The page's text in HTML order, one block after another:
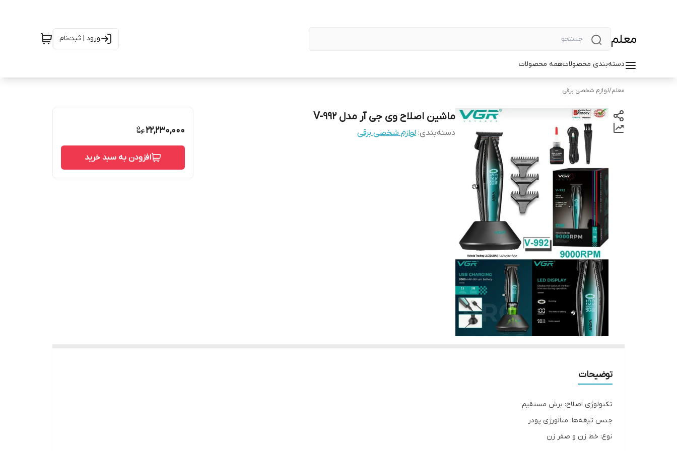
معلم ورود | ثبت‌نام
دسته‌بندی محصولاتهمه محصولات
معلم/لوازم شخصی برقی
ماشین اصلاح وی جی آر مدل V-992
دسته‌بندی: لوازم شخصی برقی 22,230,000
افزودن به سبد خرید
توضیحات
تکنولوژی اصلاح: برش مستقیم
جنس تیغه‌ها: متالورژی پودر
نوع: خط زن و صفر زن